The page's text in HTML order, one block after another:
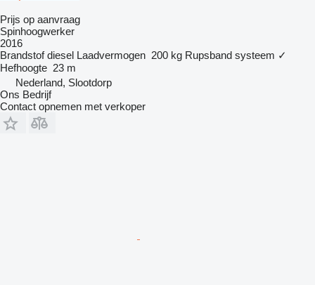
Prijs op aanvraag
Spinhoogwerker
2016
Brandstof diesel Laadvermogen 200 kg Rupsband systeem ✓
Hefhoogte 23 m
Nederland, Slootdorp
Ons Bedrijf
Contact opnemen met verkoper